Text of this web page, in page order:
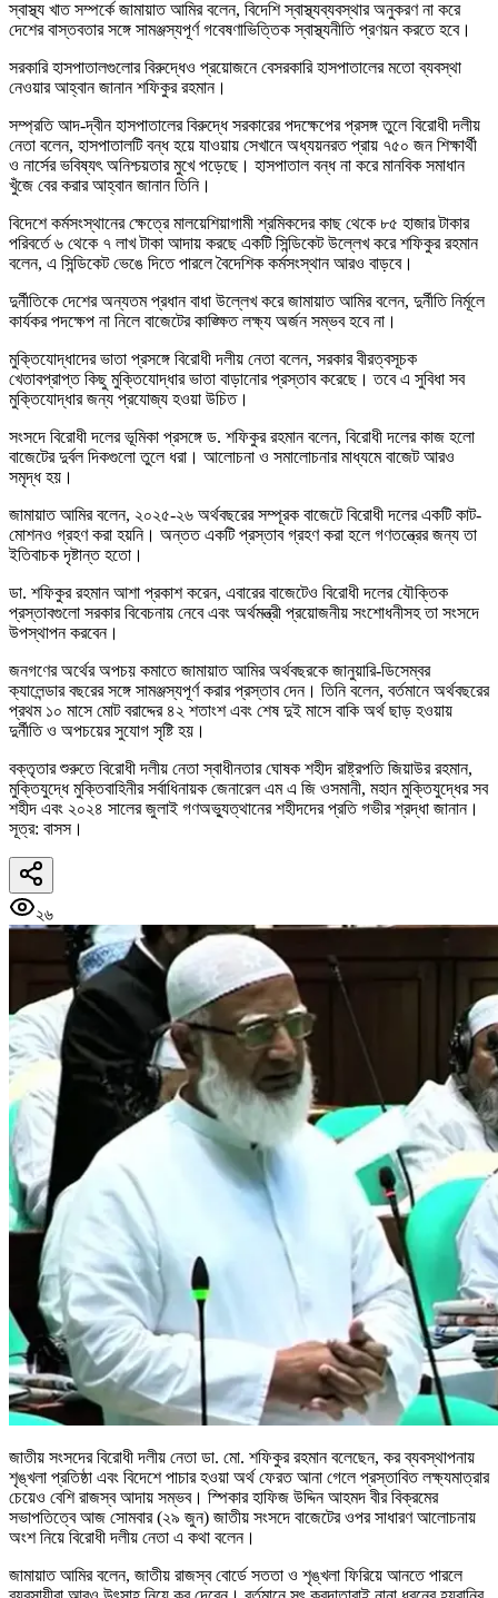
স্বাস্থ্য খাত সম্পর্কে জামায়াত আমির বলেন, বিদেশি স্বাস্থ্যব্যবস্থার অনুকরণ না করে
দেশের বাস্তবতার সঙ্গে সামঞ্জস্যপূর্ণ গবেষণাভিত্তিক স্বাস্থ্যনীতি প্রণয়ন করতে হবে।
সরকারি হাসপাতালগুলোর বিরুদ্ধেও প্রয়োজনে বেসরকারি হাসপাতালের মতো ব্যবস্থা
নেওয়ার আহ্বান জানান শফিকুর রহমান।
সম্প্রতি আদ-দ্বীন হাসপাতালের বিরুদ্ধে সরকারের পদক্ষেপের প্রসঙ্গ তুলে বিরোধী দলীয়
নেতা বলেন, হাসপাতালটি বন্ধ হয়ে যাওয়ায় সেখানে অধ্যয়নরত প্রায় ৭৫০ জন শিক্ষার্থী
ও নার্সের ভবিষ্যৎ অনিশ্চয়তার মুখে পড়েছে। হাসপাতাল বন্ধ না করে মানবিক সমাধান
খুঁজে বের করার আহ্বান জানান তিনি।
বিদেশে কর্মসংস্থানের ক্ষেত্রে মালয়েশিয়াগামী শ্রমিকদের কাছ থেকে ৮৫ হাজার টাকার
পরিবর্তে ৬ থেকে ৭ লাখ টাকা আদায় করছে একটি সিন্ডিকেট উল্লেখ করে শফিকুর রহমান
বলেন, এ সিন্ডিকেট ভেঙে দিতে পারলে বৈদেশিক কর্মসংস্থান আরও বাড়বে।
দুর্নীতিকে দেশের অন্যতম প্রধান বাধা উল্লেখ করে জামায়াত আমির বলেন, দুর্নীতি নির্মূলে
কার্যকর পদক্ষেপ না নিলে বাজেটের কাঙ্ক্ষিত লক্ষ্য অর্জন সম্ভব হবে না।
মুক্তিযোদ্ধাদের ভাতা প্রসঙ্গে বিরোধী দলীয় নেতা বলেন, সরকার বীরত্বসূচক
খেতাবপ্রাপ্ত কিছু মুক্তিযোদ্ধার ভাতা বাড়ানোর প্রস্তাব করেছে। তবে এ সুবিধা সব
মুক্তিযোদ্ধার জন্য প্রযোজ্য হওয়া উচিত।
সংসদে বিরোধী দলের ভূমিকা প্রসঙ্গে ড. শফিকুর রহমান বলেন, বিরোধী দলের কাজ হলো
বাজেটের দুর্বল দিকগুলো তুলে ধরা। আলোচনা ও সমালোচনার মাধ্যমে বাজেট আরও
সমৃদ্ধ হয়।
জামায়াত আমির বলেন, ২০২৫-২৬ অর্থবছরের সম্পূরক বাজেটে বিরোধী দলের একটি কাট-
মোশনও গ্রহণ করা হয়নি। অন্তত একটি প্রস্তাব গ্রহণ করা হলে গণতন্ত্রের জন্য তা
ইতিবাচক দৃষ্টান্ত হতো।
ডা. শফিকুর রহমান আশা প্রকাশ করেন, এবারের বাজেটেও বিরোধী দলের যৌক্তিক
প্রস্তাবগুলো সরকার বিবেচনায় নেবে এবং অর্থমন্ত্রী প্রয়োজনীয় সংশোধনীসহ তা সংসদে
উপস্থাপন করবেন।
জনগণের অর্থের অপচয় কমাতে জামায়াত আমির অর্থবছরকে জানুয়ারি-ডিসেম্বর
ক্যালেন্ডার বছরের সঙ্গে সামঞ্জস্যপূর্ণ করার প্রস্তাব দেন। তিনি বলেন, বর্তমানে অর্থবছরের
প্রথম ১০ মাসে মোট বরাদ্দের ৪২ শতাংশ এবং শেষ দুই মাসে বাকি অর্থ ছাড় হওয়ায়
দুর্নীতি ও অপচয়ের সুযোগ সৃষ্টি হয়।
বক্তৃতার শুরুতে বিরোধী দলীয় নেতা স্বাধীনতার ঘোষক শহীদ রাষ্ট্রপতি জিয়াউর রহমান,
মুক্তিযুদ্ধে মুক্তিবাহিনীর সর্বাধিনায়ক জেনারেল এম এ জি ওসমানী, মহান মুক্তিযুদ্ধের সব
শহীদ এবং ২০২৪ সালের জুলাই গণঅভ্যুত্থানের শহীদদের প্রতি গভীর শ্রদ্ধা জানান।
সূত্র: বাসস।
২৬
জাতীয় সংসদের বিরোধী দলীয় নেতা ডা. মো. শফিকুর রহমান বলেছেন, কর ব্যবস্থাপনায়
শৃঙ্খলা প্রতিষ্ঠা এবং বিদেশে পাচার হওয়া অর্থ ফেরত আনা গেলে প্রস্তাবিত লক্ষ্যমাত্রার
চেয়েও বেশি রাজস্ব আদায় সম্ভব। স্পিকার হাফিজ উদ্দিন আহমদ বীর বিক্রমের
সভাপতিত্বে আজ সোমবার (২৯ জুন) জাতীয় সংসদে বাজেটের ওপর সাধারণ আলোচনায়
অংশ নিয়ে বিরোধী দলীয় নেতা এ কথা বলেন।
জামায়াত আমির বলেন, জাতীয় রাজস্ব বোর্ডে সততা ও শৃঙ্খলা ফিরিয়ে আনতে পারলে